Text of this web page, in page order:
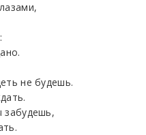
не будешь.
забудешь,